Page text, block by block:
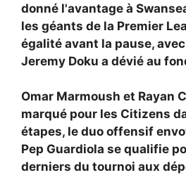
donné l'avantage à
les géants de la Premier
égalité avant la pause, avec
Jeremy Doku a dévié au
Omar Marmoush et Rayan
marqué pour les Citizens
étapes, le duo offensif
Pep Guardiola se qualifie
derniers du tournoi aux